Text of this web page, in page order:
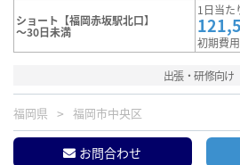
ショート【福岡赤坂駅北口】
～30日未満
1日当た
初期費
出張・研修向け
福岡県 福岡市中央区
お問合わせ